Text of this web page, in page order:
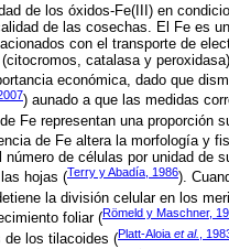
de los óxidos-Fe(III) en
de las cosechas. El Fe es
con el transporte de
catalasa y
económica, dado que
2007) aunado a que las medidas
Fe representan una proporción
de Fe altera la morfología y
número de células por unidad de
hojas (Terry y Abadía, 1986).
la división celular en los
foliar (Römeld y Maschner,
de los tilacoides (Platt-Aloia et al. ,